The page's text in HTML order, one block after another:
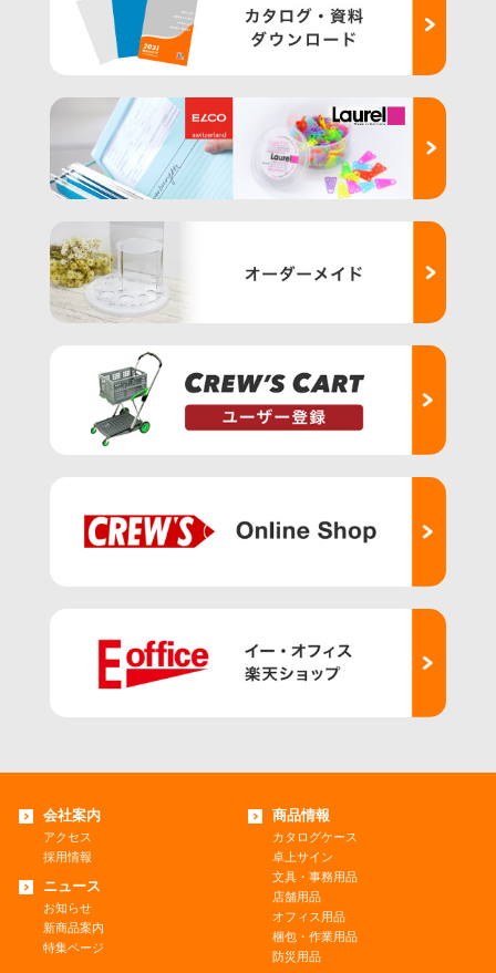
会社案内
アクセス
採用情報
ニュース
お知らせ
新商品案内
特集ページ
商品情報
カタログケース
卓上サイン
文具・事務用品
店舗用品
オフィス用品
梱包・作業用品
防災用品